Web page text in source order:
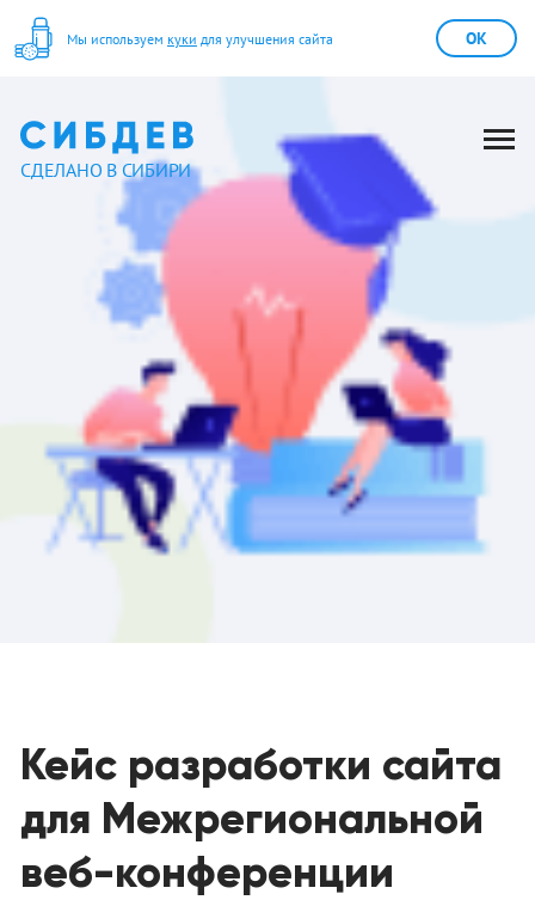
Мы используем куки для улучшения сайта OK
СДЕЛАНО В СИБИРИ
Кейс разработки сайта
для Межрегиональной
веб-конференции